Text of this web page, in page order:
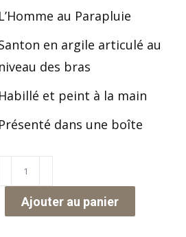
L’Homme au Parapluie
en argile articulé au
niveau des bras
Habillé et peint à la main
Présenté dans une boîte
quantité
L'homme
Ajouter au panier